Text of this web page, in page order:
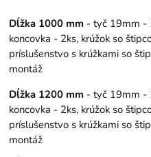
Dĺžka 1000 mm - tyč 19mm -
koncovka - 2ks, krúžok so
príslušenstvo s krúžkami so
montáž
Dĺžka 1200 mm - tyč 19mm -
koncovka - 2ks, krúžok so
príslušenstvo s krúžkami so
montáž